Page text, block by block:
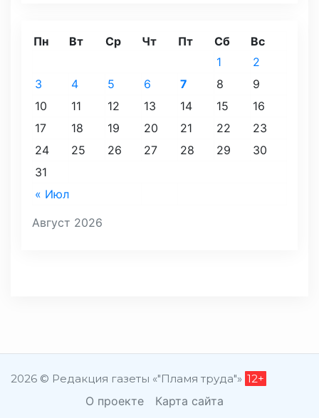
Август 2026
Пн Вт Ср Чт Пт Сб Вс
« Июл
1
2
3
4 5 6 7 8
9
10
11 12 13 14 15
16
17
18 19 20 21 22
23
24
25 26 27 28 29
30
31
2026 © Редакция газеты «"Пламя труда"» 12+
О проекте Карта сайта